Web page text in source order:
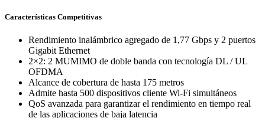
Características Competitivas
Rendimiento inalámbrico agregado de 1,77 Gbps y 2 puertos
Gigabit Ethernet
2×2: 2 MUMIMO de doble banda con tecnología DL / UL
OFDMA
Alcance de cobertura de hasta 175 metros
Admite hasta 500 dispositivos cliente Wi-Fi simultáneos
QoS avanzada para garantizar el rendimiento en tiempo real
de las aplicaciones de baja latencia